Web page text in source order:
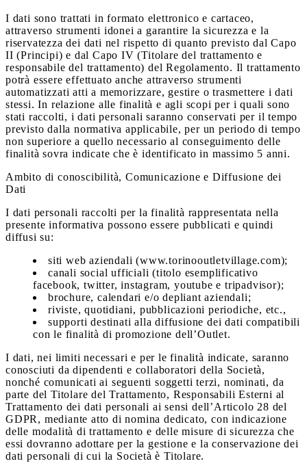
I dati sono trattati in formato elettronico e cartaceo,
attraverso strumenti idonei a garantire la sicurezza e la
riservatezza dei dati nel rispetto di quanto previsto dal Capo
II (Principi) e dal Capo IV (Titolare del trattamento e
responsabile del trattamento) del Regolamento. Il trattamento
potrà essere effettuato anche attraverso strumenti
automatizzati atti a memorizzare, gestire o trasmettere i dati
stessi. In relazione alle finalità e agli scopi per i quali sono
stati raccolti, i dati personali saranno conservati per il tempo
previsto dalla normativa applicabile, per un periodo di tempo
non superiore a quello necessario al conseguimento delle
finalità sovra indicate che è identificato in massimo 5 anni.
Ambito di conoscibilità, Comunicazione e Diffusione dei
Dati
I dati personali raccolti per la finalità rappresentata nella
presente informativa possono essere pubblicati e quindi
diffusi su:
siti web aziendali (www.torinooutletvillage.com);
canali social ufficiali (titolo esemplificativo
facebook, twitter, instagram, youtube e tripadvisor);
brochure, calendari e/o depliant aziendali;
riviste, quotidiani, pubblicazioni periodiche, etc.,
supporti destinati alla diffusione dei dati compatibili
con le finalità di promozione dell’Outlet.
I dati, nei limiti necessari e per le finalità indicate, saranno
conosciuti da dipendenti e collaboratori della Società,
nonché comunicati ai seguenti soggetti terzi, nominati, da
parte del Titolare del Trattamento, Responsabili Esterni al
Trattamento dei dati personali ai sensi dell’Articolo 28 del
GDPR, mediante atto di nomina dedicato, con indicazione
delle modalità di trattamento e delle misure di sicurezza che
essi dovranno adottare per la gestione e la conservazione dei
dati personali di cui la Società è Titolare.